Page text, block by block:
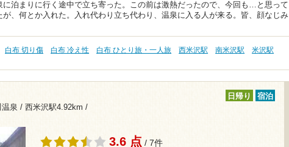
泊まりに行く途中で立ち寄った。この前は激熱だったので、今回も…と思って
が、何とか入れた。入れ代わり立ち代わり、温泉に入る人が来る。皆、顔なじみ
白布 切り傷 白布 冷え性 白布 ひとり旅・一人旅 西米沢駅 南米沢駅
米沢駅
温泉 / 西米沢駅4.92km /
日帰り 宿泊
3.6 点 / 7件